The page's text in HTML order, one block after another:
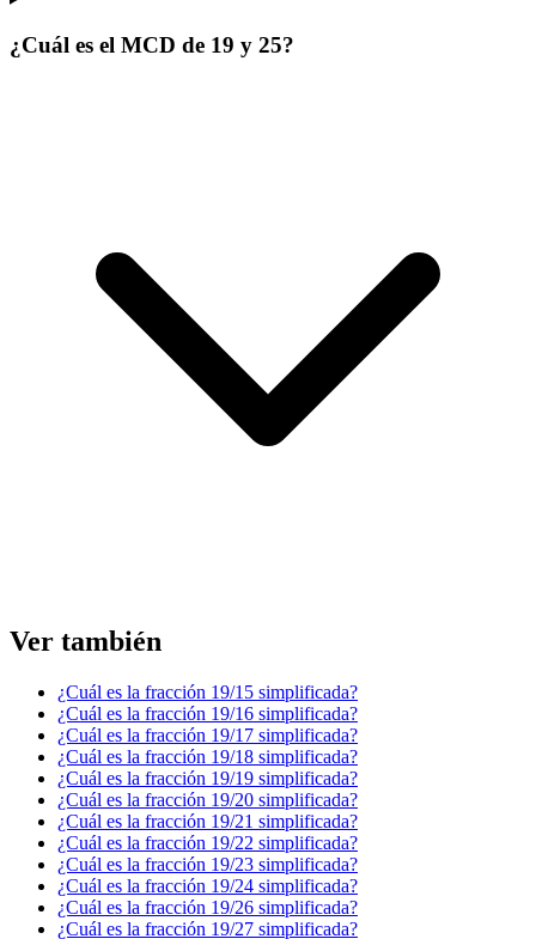
¿Cuál es el MCD de 19 y 25?
Ver también
¿Cuál es la fracción 19/15 simplificada?
¿Cuál es la fracción 19/16 simplificada?
¿Cuál es la fracción 19/17 simplificada?
¿Cuál es la fracción 19/18 simplificada?
¿Cuál es la fracción 19/19 simplificada?
¿Cuál es la fracción 19/20 simplificada?
¿Cuál es la fracción 19/21 simplificada?
¿Cuál es la fracción 19/22 simplificada?
¿Cuál es la fracción 19/23 simplificada?
¿Cuál es la fracción 19/24 simplificada?
¿Cuál es la fracción 19/26 simplificada?
¿Cuál es la fracción 19/27 simplificada?